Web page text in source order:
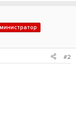
#2